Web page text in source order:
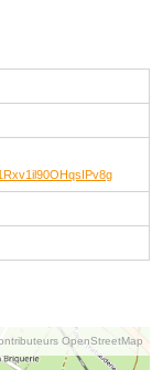
OpenStreetMap